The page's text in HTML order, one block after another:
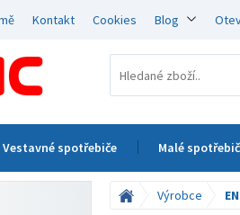
Kontakt Cookies Blog
Vestavné spotřebiče Malé
Výrobce